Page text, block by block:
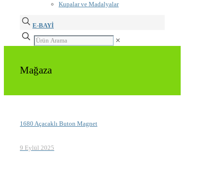
Kupalar ve Madalyalar
E-BAYİ
✕
Mağaza
1680 Açacaklı Buton Magnet
9 Eylül 2025